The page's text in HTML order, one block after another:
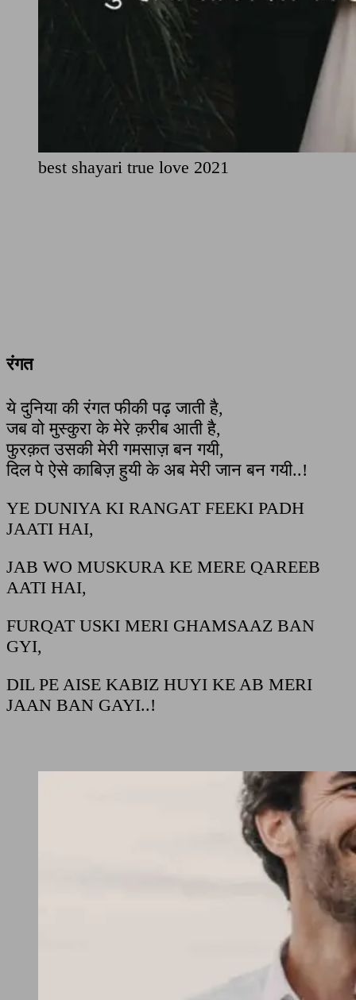
best shayari true love 2021
रंगत
ये दुनिया की रंगत फीकी पढ़ जाती है,
जब वो मुस्कुरा के मेरे क़रीब आती है,
फुरक़त उसकी मेरी गमसाज़ बन गयी,
दिल पे ऐसे काबिज़ हुयी के अब मेरी जान बन गयी..!
YE DUNIYA KI RANGAT FEEKI PADH
JAATI HAI,
JAB WO MUSKURA KE MERE QAREEB
AATI HAI,
FURQAT USKI MERI GHAMSAAZ BAN
GYI,
DIL PE AISE KABIZ HUYI KE AB MERI
JAAN BAN GAYI..!